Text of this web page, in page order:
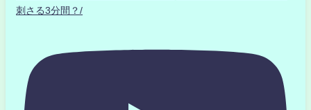
刺さる3分間？/